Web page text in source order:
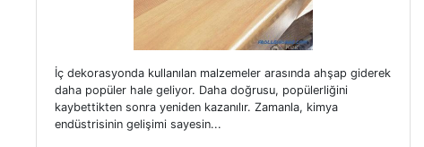
İç dekorasyonda kullanılan malzemeler arasında ahşap giderek
daha popüler hale geliyor. Daha doğrusu, popülerliğini
kaybettikten sonra yeniden kazanılır. Zamanla, kimya
endüstrisinin gelişimi sayesin...